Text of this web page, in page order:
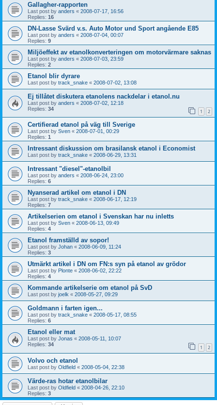
Gallagher-rapporten
Last post by anders « 2008-07-17, 16:56
Replies: 16
DN-Lasse Svärd v.s. Auto Motor und Sport angående E85
Last post by anders « 2008-07-04, 00:07
Replies: 9
Miljöeffekt av etanolkonverteringen om motorvärmare saknas
Last post by anders « 2008-07-03, 23:59
Replies: 2
Etanol blir dyrare
Last post by track_snake « 2008-07-02, 13:08
Ej tillåtet diskutera etanolens nackdelar i etanol.nu
Last post by anders « 2008-07-02, 12:18
Replies: 34 1 2
Certifierad etanol på väg till Sverige
Last post by Sven « 2008-07-01, 00:29
Replies: 1
Intressant diskussion om brasilansk etanol i Economist
Last post by track_snake « 2008-06-29, 13:31
Intressant "diesel"-etanolbil
Last post by anders « 2008-06-24, 23:00
Replies: 6
Nyanserad artikel om etanol i DN
Last post by track_snake « 2008-06-17, 12:19
Replies: 7
Artikelserien om etanol i Svenskan har nu inletts
Last post by Sven « 2008-06-13, 09:49
Replies: 4
Etanol framställd av sopor!
Last post by Johan « 2008-06-09, 11:24
Replies: 3
Utmärkt artikel i DN om FN:s syn på etanol av grödor
Last post by Plonte « 2008-06-02, 22:22
Replies: 4
Kommande artikelserie om etanol på SvD
Last post by joelk « 2008-05-27, 09:29
Goldmann i farten igen...
Last post by track_snake « 2008-05-17, 08:55
Replies: 6
Etanol eller mat
Last post by Jonas « 2008-05-11, 10:07
Replies: 34 1 2
Volvo och etanol
Last post by Oldfield « 2008-05-04, 22:38
Värde-ras hotar etanolbilar
Last post by Oldfield « 2008-04-26, 22:10
Replies: 3